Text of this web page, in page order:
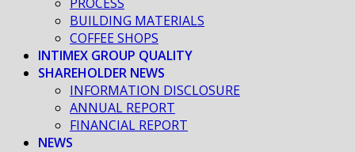
BUILDING MATERIALS
COFFEE SHOPS
INTIMEX GROUP QUALITY
SHAREHOLDER NEWS
INFORMATION DISCLOSURE
ANNUAL REPORT
FINANCIAL REPORT
NEWS